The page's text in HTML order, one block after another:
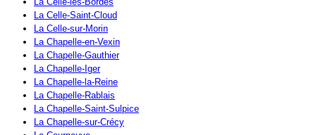
La Celle-Saint-Cloud
La Celle-sur-Morin
La Chapelle-en-Vexin
La Chapelle-Gauthier
La Chapelle-Iger
La Chapelle-la-Reine
La Chapelle-Rablais
La Chapelle-Saint-Sulpice
La Chapelle-sur-Crécy